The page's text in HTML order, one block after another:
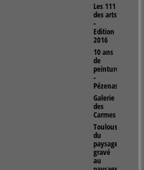
Les 111
des arts
-
Edition
2016
10 ans
de
peinture
-
Pézenas
Galerie
des
Carmes
Toulouse,
du
paysage
gravé
au